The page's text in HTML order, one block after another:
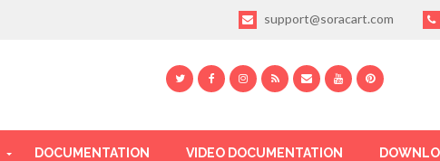
support@soracart.com
DOCUMENTATION VIDEO DOCUMENTATION